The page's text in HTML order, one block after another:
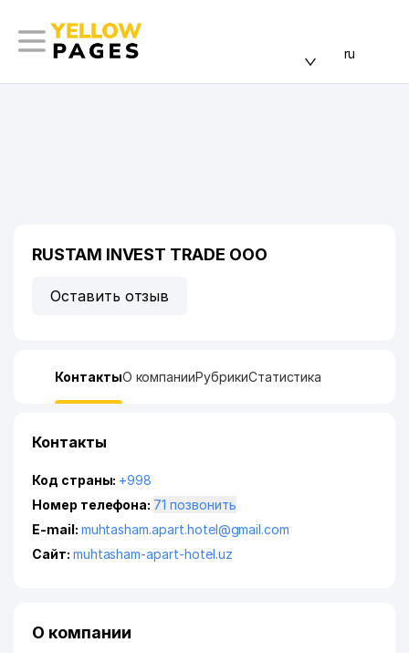
ru
RUSTAM INVEST TRADE ООО
Оставить отзыв
КонтактыО компанииРубрикиСтатистика
Контакты
Код страны: +998
Номер телефона:
71 позвонить
E-mail: muhtasham.apart.hotel@gmail.com
Сайт: muhtasham-apart-hotel.uz
О компании